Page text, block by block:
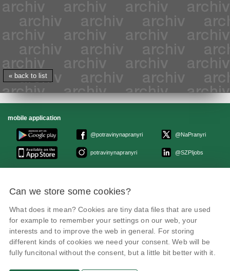
« back to list
mobile application
@potravinynapranyri
potravinynapranyri
@NaPranyri
@SZPIjobs
Květná 15, 603 00 Brno,epodatelna
szpi.gov.cz
IČO: 75014149, DIČ: CZ75014149
Privacy Policy
Cookies settings
Can we store some cookies?
What does it mean? Cookies are tiny data files that are used
for example to remember your settings on our web, your
interests and to improve the web in general. For storing
different kinds of cookies we need your consent. Web will be
fully funcitonal without the consent, but a little bit better with it.